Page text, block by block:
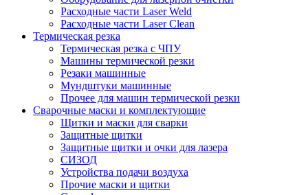
Расходные части Laser Weld
Расходные части Laser Clean
Термическая резка
Термическая резка с ЧПУ
Машины термической резки
Резаки машинные
Мундштуки машинные
Прочее для машин термической резки
Сварочные маски и комплектующие
Щитки и маски для сварки
Защитные щитки
Защитные щитки и очки для лазера
СИЗОД
Устройства подачи воздуха
Прочие маски и щитки